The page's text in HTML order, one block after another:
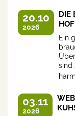
20.10
2026
DIE
Ein
sind
03.11
2026